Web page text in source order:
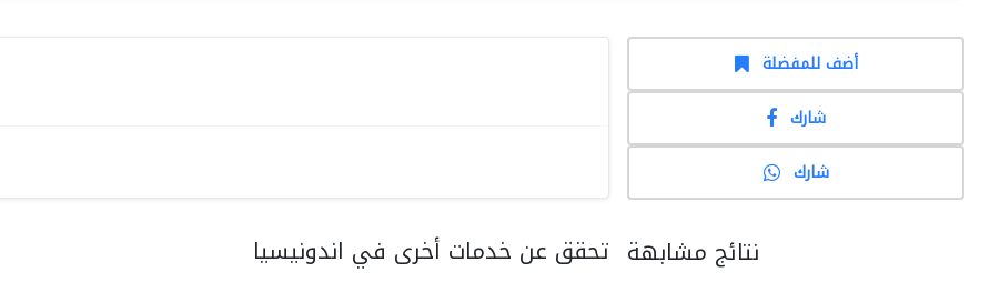
تحقق عن خدمات أخرى في اندونيسيا
أضف للمفضلة
شارك
شارك
نتائج مشابهة